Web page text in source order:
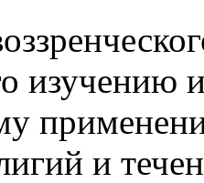
изучению
и